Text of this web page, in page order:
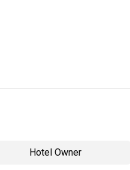
Hotel Owner